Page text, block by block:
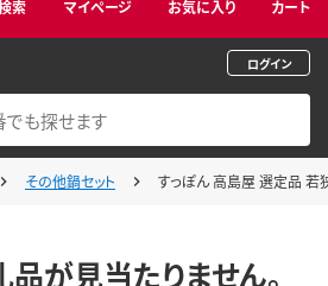
索 マイページ お気に入り カート
ログイン
その他鍋セット すっぽん 高島屋 選定品 若
が見当たりません。